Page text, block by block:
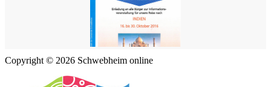
Copyright © 2026 Schwebheim online